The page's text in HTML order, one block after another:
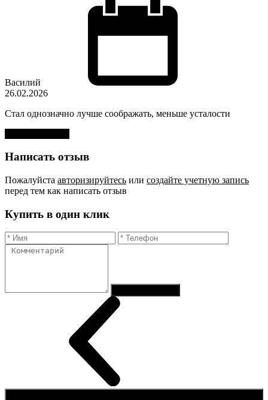
Василий
26.02.2026
Стал однозначно лучше соображать, меньше усталости
Написать отзыв
Пожалуйста авторизируйтесь или создайте учетную запись
перед тем как написать отзыв
Купить в один клик